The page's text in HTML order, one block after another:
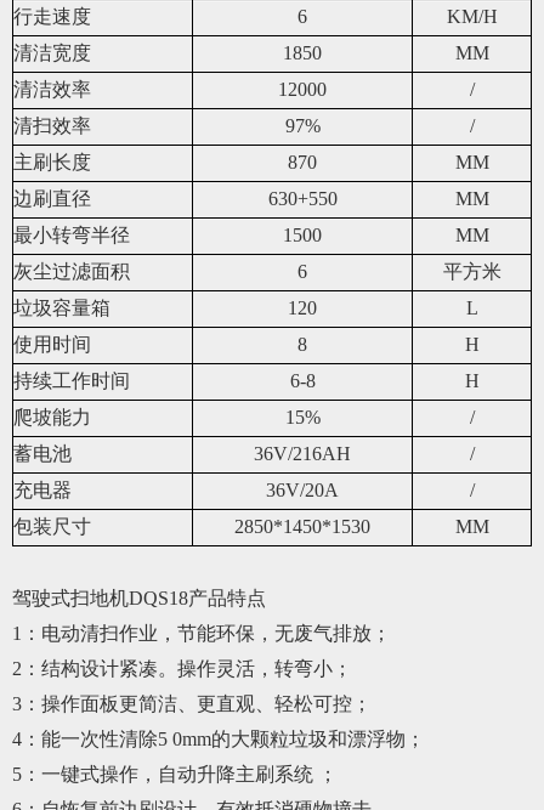
行走速度
6
KM/H
清洁宽度
1850
MM
清洁效率
12000
/
清扫效率
97%
/
主刷长度
870
MM
边刷直径
630+550
MM
最小转弯半径
1500
MM
灰尘过滤面积
6
平方米
垃圾容量箱
120
L
使用时间
8
H
持续工作时间
6-8
H
爬坡能力
15%
/
蓄电池
36V/216AH
/
充电器
36V/20A
/
包装尺寸
2850*1450*1530 MM
驾驶式扫地机DQS18产品特点
1：电动清扫作业，节能环保，无废气排放；
2：结构设计紧凑。操作灵活，转弯小；
3：操作面板更简洁、更直观、轻松可控；
4：能一次性清除5 0mm的大颗粒垃圾和漂浮物；
5：一键式操作，自动升降主刷系统 ；